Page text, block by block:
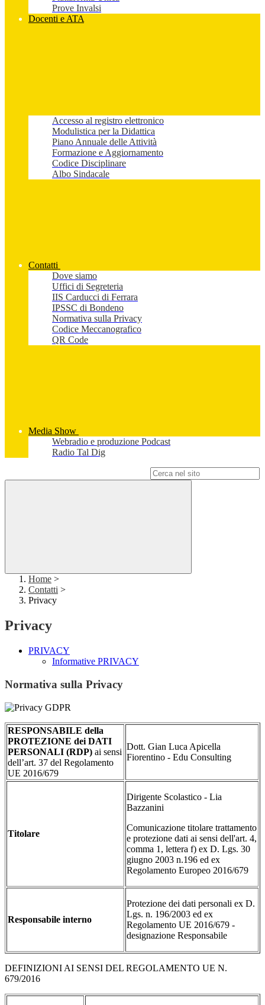
Prove Invalsi
Docenti e ATA
Accesso al registro elettronico
Modulistica per la Didattica
Piano Annuale delle Attività
Formazione e Aggiornamento
Codice Disciplinare
Albo Sindacale
Contatti
Dove siamo
Uffici di Segreteria
IIS Carducci di Ferrara
IPSSC di Bondeno
Normativa sulla Privacy
Codice Meccanografico
QR Code
Media Show
Webradio e produzione Podcast
Radio Tal Dig
Home >
Contatti >
Privacy
Privacy
PRIVACY
Informative PRIVACY
Normativa sulla Privacy
RESPONSABILE della
PROTEZIONE dei DATI
PERSONALI (RDP) ai sensi
dell’art. 37 del Regolamento
UE 2016/679
Dott. Gian Luca Apicella
Fiorentino - Edu Consulting
Titolare
Dirigente Scolastico - Lia
Bazzanini
Comunicazione titolare trattamento
e protezione dati ai sensi dell'art. 4,
comma 1, lettera f) ex D. Lgs. 30
giugno 2003 n.196 ed ex
Regolamento Europeo 2016/679
Responsabile interno
Protezione dei dati personali ex D.
Lgs. n. 196/2003 ed ex
Regolamento UE 2016/679 -
designazione Responsabile
DEFINIZIONI AI SENSI DEL REGOLAMENTO UE N.
679/2016